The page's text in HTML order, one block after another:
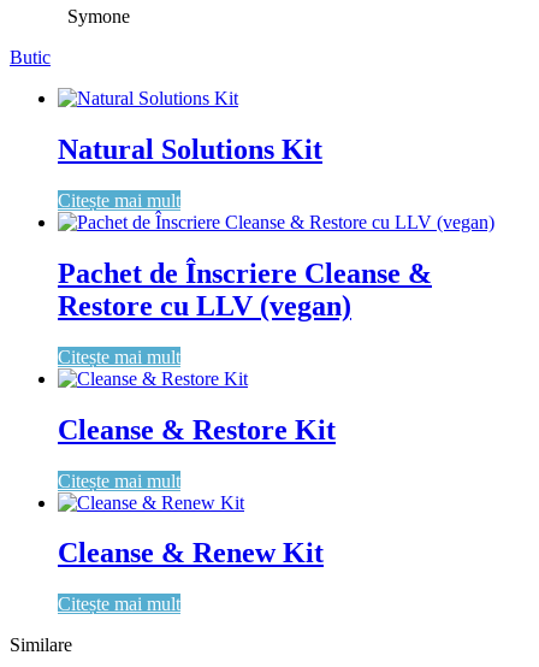
Symone
Butic
Natural Solutions Kit
Citește mai mult
Pachet de Înscriere Cleanse &
Restore cu LLV (vegan)
Citește mai mult
Cleanse & Restore Kit
Citește mai mult
Cleanse & Renew Kit
Citește mai mult
Similare